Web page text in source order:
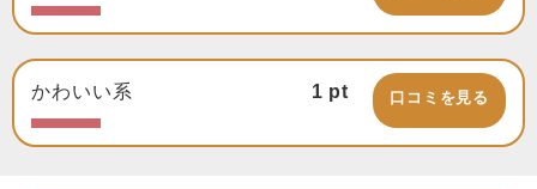
かわいい系 1 pt 口コミを見る